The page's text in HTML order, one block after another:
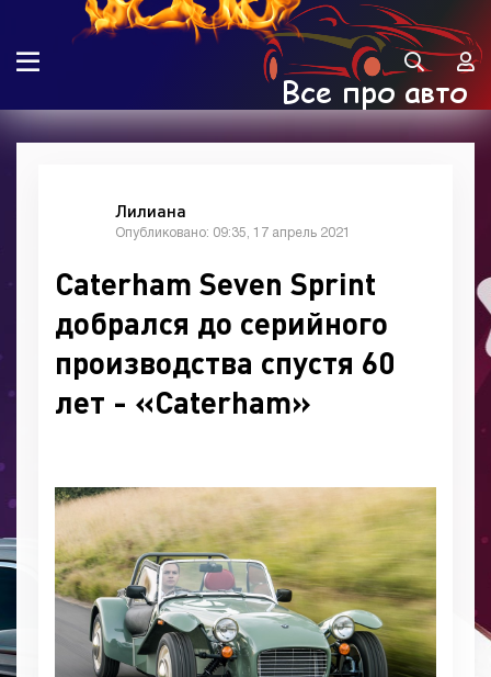
Лилиана
Опубликовано: 09:35, 17 апрель 2021
Caterham Seven Sprint
добрался до серийного
производства спустя 60
лет - «Caterham»